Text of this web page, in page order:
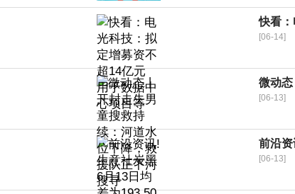
快看
[06-14]
微动
[06-13]
前沿
[06-13]